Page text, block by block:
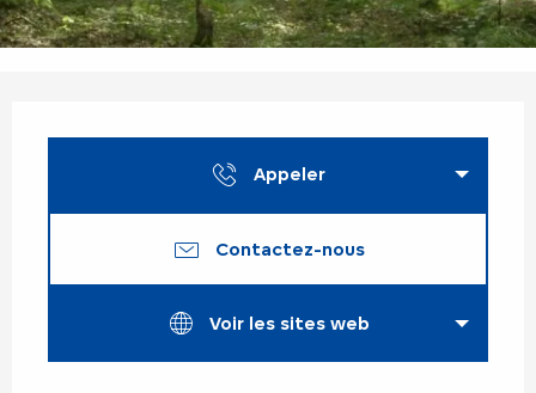
Appeler
Contactez-nous
Voir les sites web